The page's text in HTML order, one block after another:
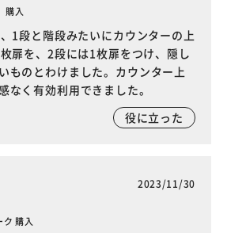
購入
1段と階段みたいにカウンターの上
扉を、2段には1枚扉をつけ、隠し
ものとわけました。カウンター上
なく有効利用できました。
役に立った
2023/11/30
ク 購入